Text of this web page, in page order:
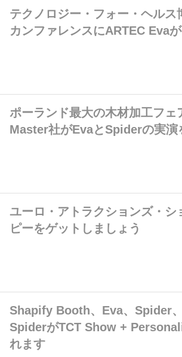
テクノロジー・フォー・ヘルス
カンファレンスにARTEC Eva
ポーランド最大の木材加工フェ
Master社がEvaとSpiderの実演
ユーロ・アトラクションズ・シ
ピーをゲットしましょう
Shapify Booth、Eva、Spider
SpiderがTCT Show +
れます